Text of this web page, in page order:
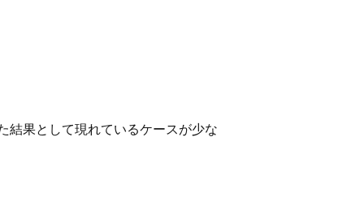
結果として現れているケースが少な